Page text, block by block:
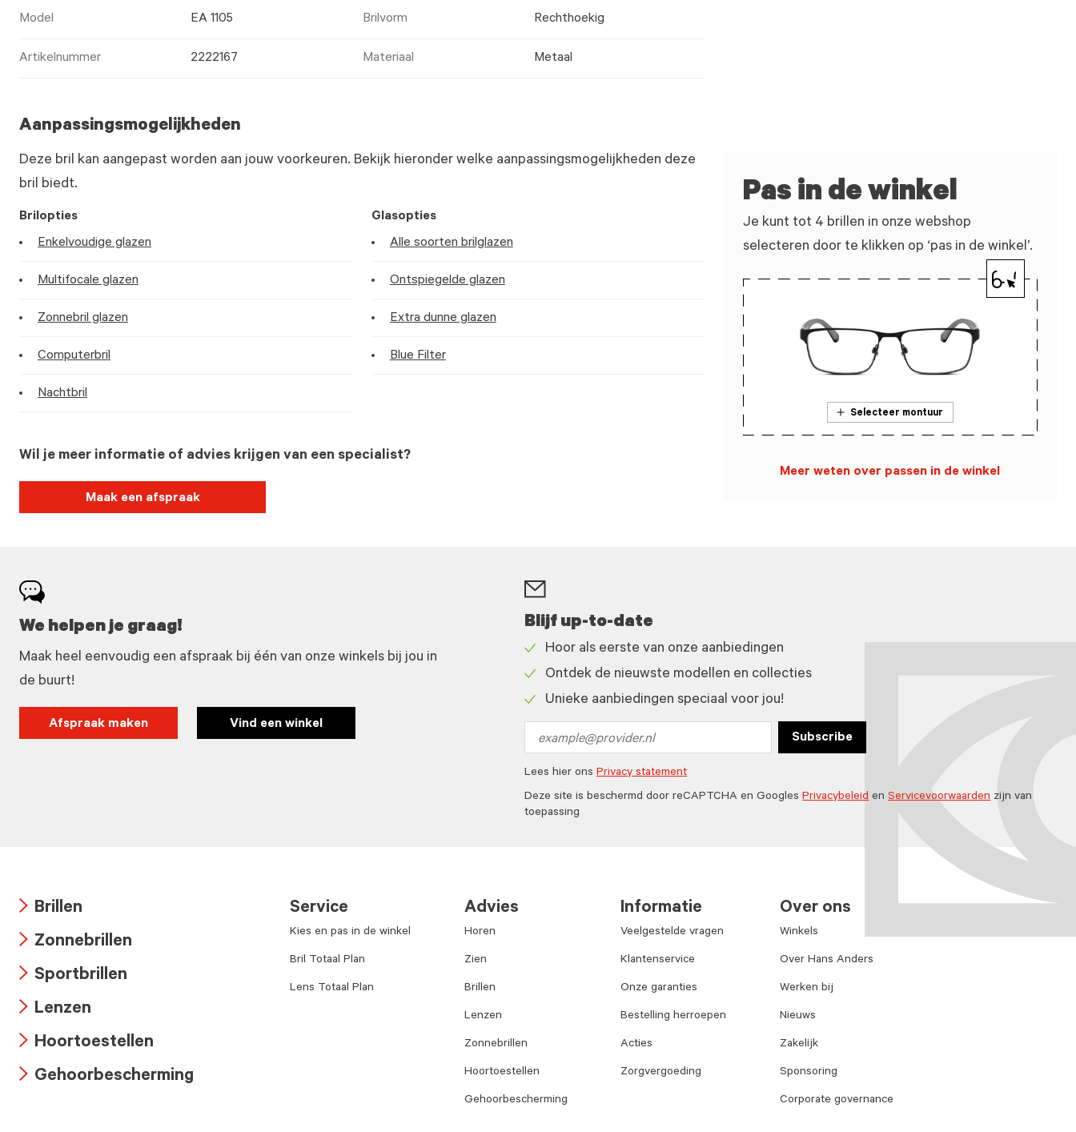
Model EA 1105 Brilvorm Rechthoekig
Artikelnummer 2222167 Materiaal Metaal
Aanpassingsmogelijkheden
Deze bril kan aangepast worden aan jouw voorkeuren. Bekijk hieronder welke aanpassingsmogelijkheden deze
bril biedt.
Brilopties
Enkelvoudige glazen
Multifocale glazen
Zonnebril glazen
Computerbril
Nachtbril
Glasopties
Alle soorten brilglazen
Ontspiegelde glazen
Extra dunne glazen
Blue Filter
Wil je meer informatie of advies krijgen van een specialist?
Maak een afspraak
Pas in de winkel
Je kunt tot 4 brillen in onze webshop
selecteren door te klikken op ‘pas in de winkel’.
Selecteer montuur
Meer weten over passen in de winkel
We helpen je graag!
Maak heel eenvoudig een afspraak bij één van onze winkels bij jou in
de buurt!
Afspraak maken Vind een winkel
Blijf up-to-date
icon
Hoor als eerste van onze aanbiedingen
icon
Ontdek de nieuwste modellen en collecties
Unieke aanbiedingen speciaal voor jou!
address
Subscribe
Lees hier onsPrivacy statement
Deze site is beschermd door reCAPTCHA en GooglesPrivacybeleidenServicevoorwaardenzijn van
toepassing
icon
Brillen
icon
Zonnebrillen
icon
Sportbrillen
icon
Lenzen
icon
Hoortoestellen
Gehoorbescherming
Service
Kies en pas in de winkel
Bril Totaal Plan
Lens Totaal Plan
Advies
Horen
Zien
Brillen
Lenzen
Zonnebrillen
Hoortoestellen
Gehoorbescherming
Informatie
Veelgestelde vragen
Klantenservice
Onze garanties
Bestelling herroepen
Acties
Zorgvergoeding
Over ons
Winkels
Over Hans Anders
Werken bij
Nieuws
Zakelijk
Sponsoring
Corporate governance